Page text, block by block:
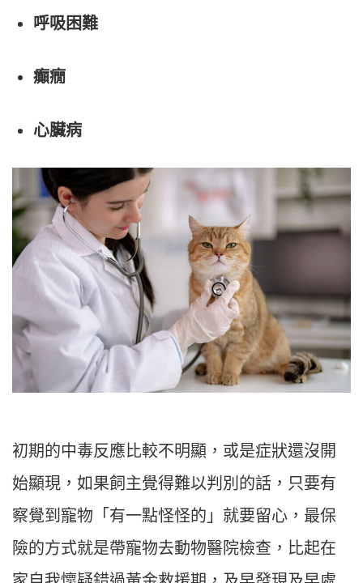
呼吸困難
癲癇
心臟病
初期的中毒反應比較不明顯，或是症狀還沒開
始顯現，如果飼主覺得難以判別的話，只要有
察覺到寵物「有一點怪怪的」就要留心，最保
險的方式就是帶寵物去動物醫院檢查，比起在